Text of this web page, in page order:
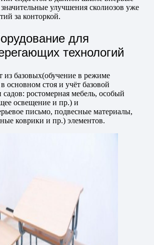
улучшения сколиозов уже
за конторкой.
для
технологий
из базовых(обучение в режиме
основном стоя и учёт базовой
ростомерная мебель, особый
освещение и пр.) и
письмо, подвесные материалы,
коврики и пр.) элементов.